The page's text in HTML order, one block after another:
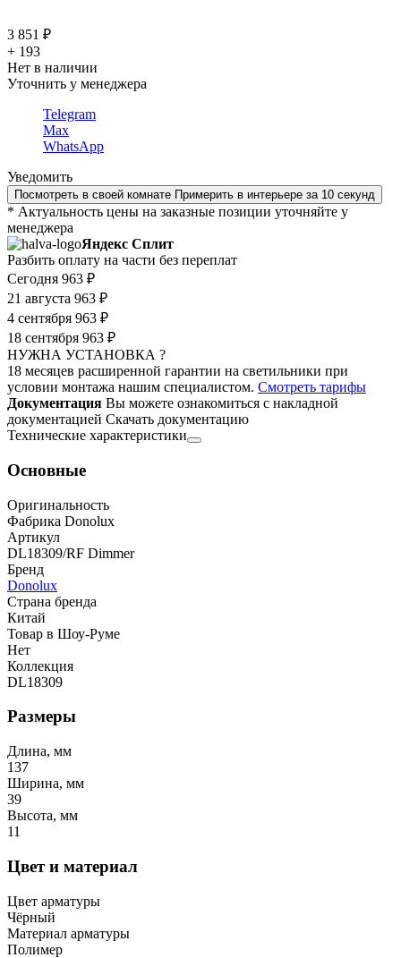
3 851 ₽
+ 193
Нет в наличии
Уточнить у менеджера
Telegram
Max
WhatsApp
Уведомить
Посмотреть в своей комнате Примерить в интерьере за 10 секунд
* Актуальность цены на заказные позиции уточняйте у
менеджера
Яндекс Сплит
Разбить оплату на части без переплат
Сегодня 963 ₽
21 августа 963 ₽
4 сентября 963 ₽
18 сентября 963 ₽
НУЖНА УСТАНОВКА ?
18 месяцев расширенной гарантии на светильники при
условии монтажа нашим специалистом. Смотреть тарифы
Документация Вы можете ознакомиться с накладной
документацией Скачать документацию
Технические характеристики
Основные
Оригинальность
Фабрика Donolux
Артикул
DL18309/RF Dimmer
Бренд
Donolux
Страна бренда
Китай
Товар в Шоу-Руме
Нет
Коллекция
DL18309
Размеры
Длина, мм
137
Ширина, мм
39
Высота, мм
11
Цвет и материал
Цвет арматуры
Чёрный
Материал арматуры
Полимер